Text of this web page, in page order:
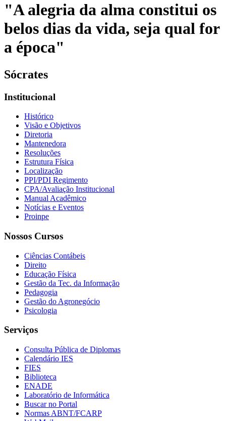
"A alegria da alma constitui os
belos dias da vida, seja qual for
a época"
Sócrates
Institucional
Histórico
Visão e Objetivos
Diretoria
Mantenedora
Resoluções
Estrutura Física
Localização
PPI/PDI Regimento
CPA/Avaliação Institucional
Manual Acadêmico
Notícias e Eventos
Proinpe
Nossos Cursos
Ciências Contábeis
Direito
Educação Física
Gestão da Tec. da Informação
Pedagogia
Gestão do Agronegócio
Psicologia
Serviços
Consulta Pública de Diplomas
Calendário IES
FIES
Biblioteca
ENADE
Laboratório de Informática
Buscar no Portal
Normas ABNT/FCARP